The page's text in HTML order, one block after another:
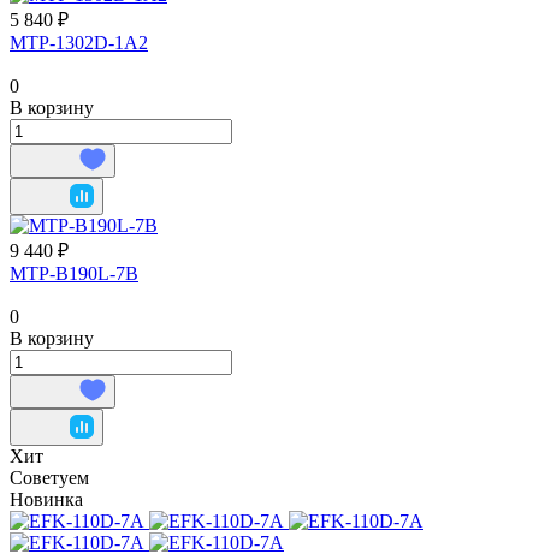
5 840 ₽
MTP-1302D-1A2
0
В корзину
9 440 ₽
MTP-B190L-7B
0
В корзину
Хит
Советуем
Новинка